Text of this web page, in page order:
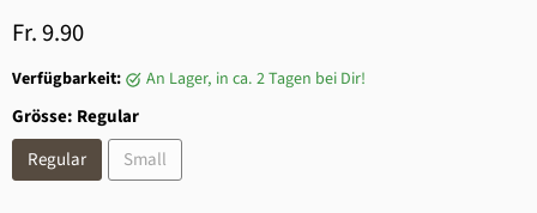
Aktueller Preis
Fr. 9.90
Verfügbarkeit: an Lager, in ca. 2 Tagen bei Dir!
Grösse: Regular
Regular
Small